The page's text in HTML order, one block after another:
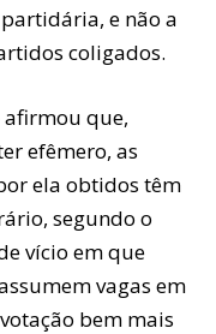
e não a
coligados.
que,
efêmero, as
ela obtidos têm
segundo o
vício em que
vagas em
bem mais